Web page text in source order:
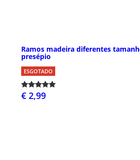
Ramos madeira diferentes
presépio
ESGOTADO
€ 2,99